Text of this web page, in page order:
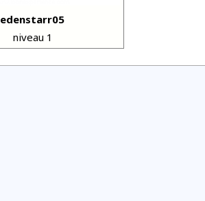
edenstarr05
niveau 1